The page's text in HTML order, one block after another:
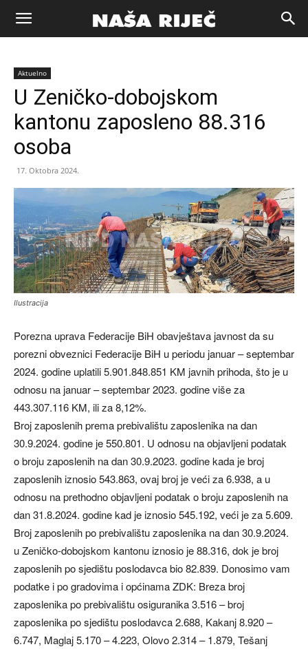
Naša
riječ
Aktuelno
U Zeničko-dobojskom
kantonu zaposleno 88.316
osoba
17. Oktobra 2024.
Ilustracija
Porezna uprava Federacije BiH obavještava javnost da su
porezni obveznici Federacije BiH u periodu januar – septembar
2024. godine uplatili 5.901.848.851 KM javnih prihoda, što je u
odnosu na januar – septembar 2023. godine više za
443.307.116 KM, ili za 8,12%.
Broj zaposlenih prema prebivalištu zaposlenika na dan
30.9.2024. godine je 550.801. U odnosu na objavljeni podatak
o broju zaposlenih na dan 30.9.2023. godine kada je broj
zaposlenih iznosio 543.863, ovaj broj je veći za 6.938, a u
odnosu na prethodno objavljeni podatak o broju zaposlenih na
dan 31.8.2024. godine kad je iznosio 545.192, veći je za 5.609.
Broj zaposlenih po prebivalištu zaposlenika na dan 30.9.2024.
u Zeničko-dobojskom kantonu iznosio je 88.316, dok je broj
zaposlenih po sjedištu poslodavca bio 82.839. Donosimo vam
podatke i po gradovima i općinama ZDK: Breza broj
zaposlenika po prebivalištu osiguranika 3.516 – broj
zaposlenika po sjedištu poslodavca 2.688, Kakanj 8.920 –
6.747, Maglaj 5.170 – 4.223, Olovo 2.314 – 1.879, Tešanj